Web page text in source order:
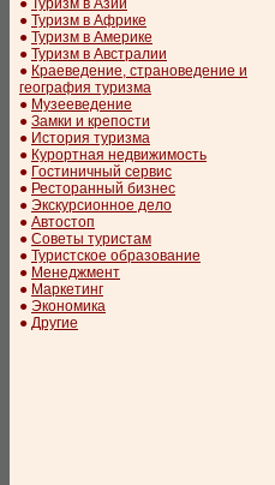
● Туризм в Азии
● Туризм в Африке
● Туризм в Америке
● Туризм в Австралии
● Краеведение, страноведение и
география туризма
● Музееведение
● Замки и крепости
● История туризма
● Курортная недвижимость
● Гостиничный сервис
● Ресторанный бизнес
● Экскурсионное дело
● Автостоп
● Советы туристам
● Туристское образование
● Менеджмент
● Маркетинг
● Экономика
● Другие